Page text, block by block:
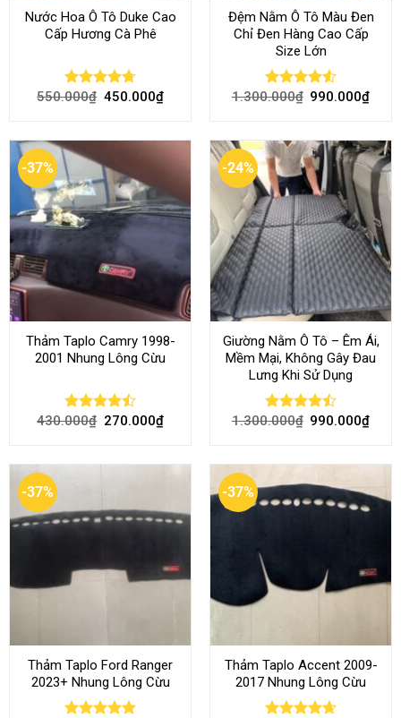
Nước Hoa Ô Tô Duke Cao
Cấp Hương Cà Phê
Rated4.70
550.000₫ 450.000₫
Đệm Nằm Ô Tô Màu Đen
Chỉ Đen Hàng Cao Cấp
Size Lớn
Rated 4.54
1.300.000₫ 990.000₫
-37%
Thảm Taplo Camry 1998-
2001 Nhung Lông Cừu
Rated
430.000₫ 270.000₫
-24%
Giường Nằm Ô Tô – Êm Ái,
Mềm Mại, Không Gây Đau
Lưng Khi Sử Dụng
Rated
1.300.000₫ 990.000₫
-37%
Thảm Taplo Ford Ranger
2023+ Nhung Lông Cừu
-37%
Thảm Taplo Accent 2009-
2017 Nhung Lông Cừu